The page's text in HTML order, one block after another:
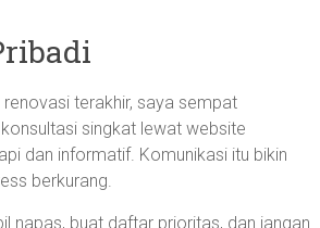
terakhir, saya sempat
singkat lewat website
dan informatif. Komunikasi itu bikin
berkurang.
napas, buat daftar prioritas, dan jangan